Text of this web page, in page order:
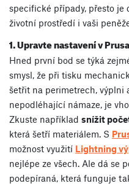
specifické případy, přesto je
životní prostředí i vaši
1. Upravte nastavení v
Hned první bod se týká
smysl, že při tisku
šetřit na perimetrech, výplni
nepodléhající námaze, je
Zkuste například snížit
která šetří materiálem. S
možnost využití Lightning
nejlépe ze všech. Ale dá se
podepíraná, která funguje